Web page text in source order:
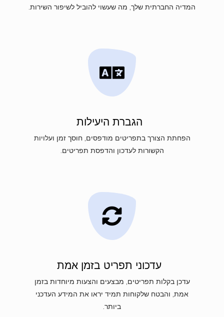
המדיה החברתית שלך, מה שעשוי להוביל לשיפור השירות.
הגברת היעילות
הפחתת הצורך בתפריטים מודפסים, חוסך זמן ועלויות
הקשורות לעדכון והדפסת תפריטים.
עדכוני תפריט בזמן אמת
עדכן בקלות תפריטים, מבצעים והצעות מיוחדות בזמן
אמת, והבטח שלקוחות תמיד יראו את המידע העדכני
ביותר.